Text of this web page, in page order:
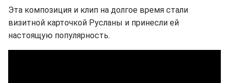
Эта композиция и клип на долгое время стали
визитной карточкой Русланы и принесли ей
настоящую популярность.